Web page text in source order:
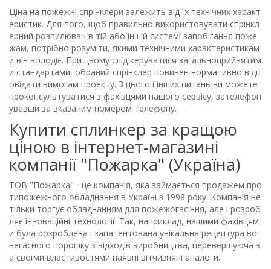
Ціна на пожежні спрінклери залежить від їх технічних характ
еристик. Для того, щоб правильно використовувати спрінкл
ерний розпилювач в тій або іншій системі запобігання поже
жам, потрібно розуміти, якими технічними характеристикам
и він володіє. При цьому слід керуватися загальноприйнятим
и стандартами, обраний спрінклер повинен нормативно відп
овідати вимогам проекту. З цього і інших питань ви можете
проконсультуватися з фахівцями нашого сервісу, зателефон
увавши за вказаним номером телефону.
Купити сплинкер за кращою
ціною в інтернет-магазині
компанії "Пожарка" (Україна)
ТОВ "Пожарка" - це компанія, яка займається продажем про
типожежного обладнання в Україні з 1998 року. Компанія не
тільки торгує обладнанням для пожежогасіння, але і розроб
ляє інноваційні технології. Так, наприклад, нашими фахівцям
и була розроблена і запатентована унікальна рецептура вог
негасного порошку з відходів виробництва, перевершуюча з
а своїми властивостями наявні вітчизняні аналоги.